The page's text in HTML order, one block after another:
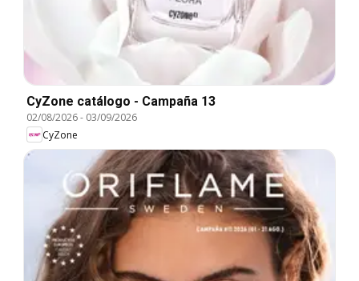
CyZone catálogo - Campaña 13
02/08/2026- 03/09/2026
CyZone